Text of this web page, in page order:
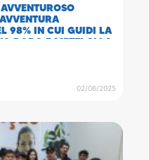
98% IN CUI GUIDI LA
DORO E METTI ALLA
02/06/2025